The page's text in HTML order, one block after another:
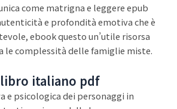
come matrigna e leggere epub
e profondità emotiva che è
ebook questo un’utile risorsa
le complessità delle famiglie miste.
italiano pdf
e psicologica dei personaggi in